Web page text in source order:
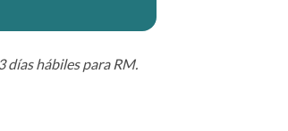
días hábiles para RM.